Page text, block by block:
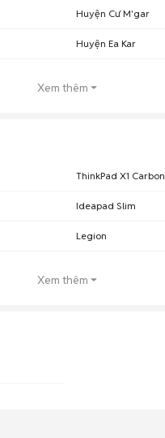
Huyện Cư M'gar
Huyện Ea Kar
Xem thêm
ThinkPad X1 Carbon
Ideapad Slim
Legion
Xem thêm